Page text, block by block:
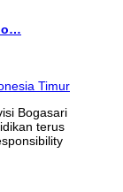
Bogasari
terus